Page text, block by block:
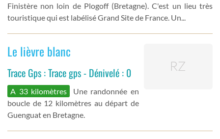
Finistère non loin de Plogoff (Bretagne). C'est un lieu très
touristique qui est labélisé Grand Site de France. Un...
Le lièvre blanc
Trace Gps : Trace gps - Dénivelé : 0
A 33 kilomètres
Une randonnée en
boucle de 12 kilomètres au départ de
Guenguat en Bretagne.